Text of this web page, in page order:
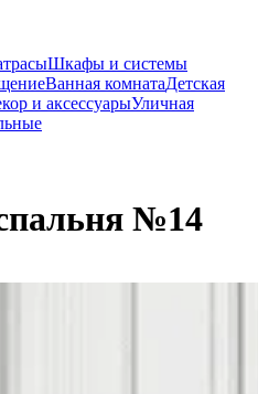
Шкафы и системы
Ванная комнатаДетская
и аксессуарыУличная
№14